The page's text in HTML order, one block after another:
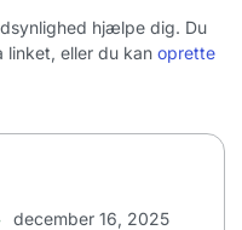
hjælpe dig. Du
linket, eller du kan oprette
december 16, 2025